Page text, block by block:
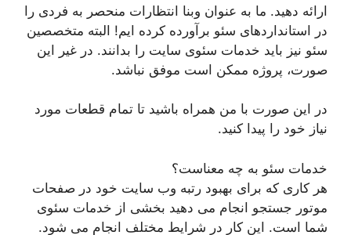
ارائه دهید. ما به عنوان وبنا انتظارات منحصر به فردی را
در استانداردهای سئو برآورده کرده ایم! البته متخصصین
سئو نیز باید خدمات سئوی سایت را بدانند. در غیر این
صورت، پروژه ممکن است موفق نباشد.
در این صورت با من همراه باشید تا تمام قطعات مورد
نیاز خود را پیدا کنید.
خدمات سئو به چه معناست؟
هر کاری که برای بهبود رتبه وب سایت خود در صفحات
موتور جستجو انجام می دهید بخشی از خدمات سئوی
شما است. این کار در شرایط مختلف انجام می شود.